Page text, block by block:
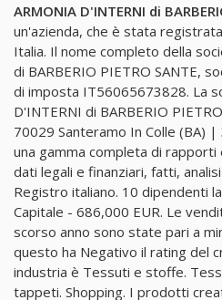
ARMONIA D'INTERNI di
un'azienda, che è stata
Italia. Il nome completo della
di BARBERIO PIETRO SANTE,
di imposta IT56065673828. La
D'INTERNI di BARBERIO
70029 Santeramo In Colle (BA) |
una gamma completa di
dati legali e finanziari, fatti,
Registro italiano. 10 dipendenti
Capitale - 686,000 EUR. Le
scorso anno sono state pari a
questo ha Negativo il rating del
industria è Tessuti e stoffe.
tappeti. Shopping. I prodotti